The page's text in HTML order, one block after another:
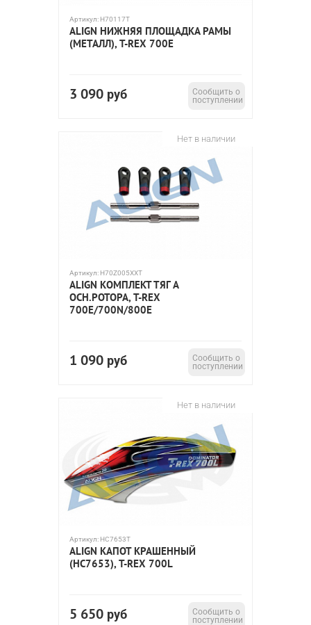
Артикул: H70117T
ALIGN НИЖНЯЯ ПЛОЩАДКА РАМЫ
(МЕТАЛЛ), T-REX 700E
3 090 руб
Сообщить о
поступлении
Нет в наличии
Артикул: H70Z005XXT
ALIGN КОМПЛЕКТ ТЯГ A
ОСН.РОТОРА, T-REX
700E/700N/800E
1 090 руб
Сообщить о
поступлении
Нет в наличии
Артикул: HC7653T
ALIGN КАПОТ КРАШЕННЫЙ
(HC7653), T-REX 700L
5 650 руб
Сообщить о
поступлении